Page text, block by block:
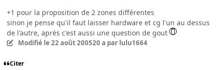
+1 pour la proposition de 2 zones différentes
sinon je pense qu'il faut laisser hardware et cg l'un au dessus
de l'autre, après c'est aussi une question de gout
Modifié le 22 août 200520 a par lulu1664
Citer